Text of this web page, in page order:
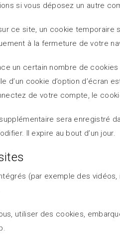
si vous déposez un autre
ce site, un cookie
à la fermeture de votre
un certain nombre de
d’un cookie d’option d’écran
de votre compte, le
sera enregistré
Il expire au bout d’un jour.
(par exemple des
utiliser des cookies,